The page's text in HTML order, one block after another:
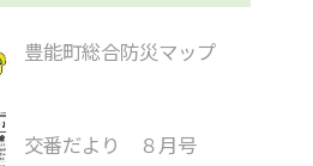
豊能町総合防災マップ
交番だより ８月号